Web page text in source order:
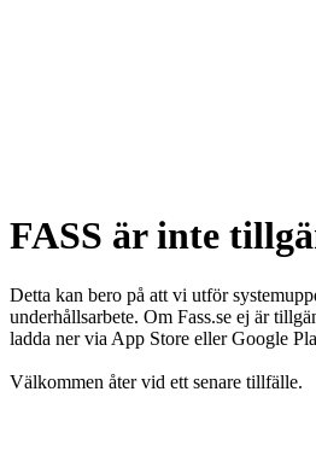
FASS är inte
Detta kan bero på att vi utför
underhållsarbete. Om Fass.se ej är
ladda ner via App Store eller Google
Välkommen åter vid ett senare tillfälle.